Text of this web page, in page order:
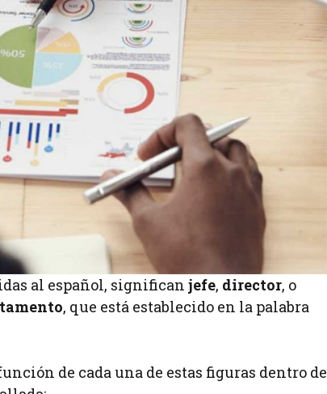
al español, significan jefe, director, o
, que está establecido en la palabra
de cada una de estas figuras dentro de